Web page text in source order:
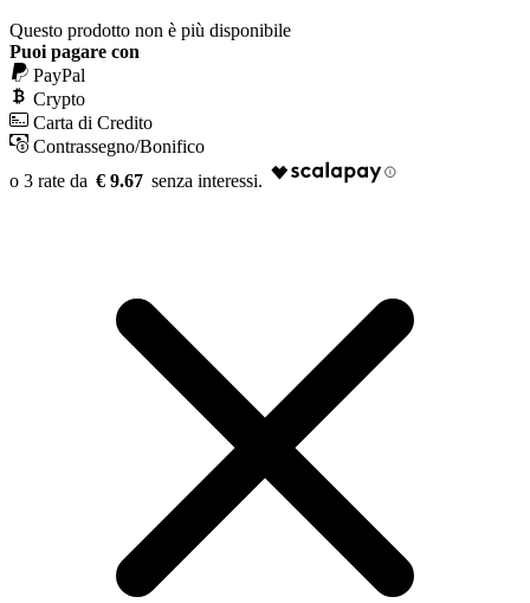
Questo prodotto non è più disponibile
Puoi pagare con
PayPal
Crypto
Carta di Credito
Contrassegno/Bonifico
€ 9.67